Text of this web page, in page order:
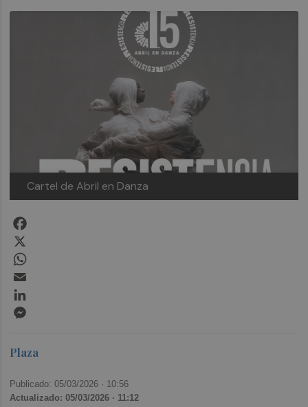
Cartel de Abril en Danza
Plaza
Publicado: 05/03/2026 · 10:56
Actualizado: 05/03/2026 · 11:12